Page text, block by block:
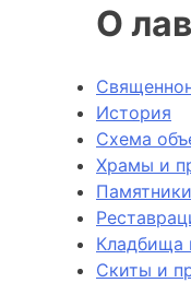
О
История
Схема
Храмы и
Памятники
Кладбища
Скиты и